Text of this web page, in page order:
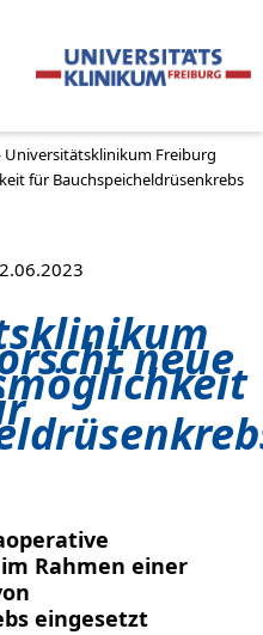
Universitätsklinikum Freiburg
für Bauchspeicheldrüsenkrebs
neue
Rahmen einer
eingesetzt